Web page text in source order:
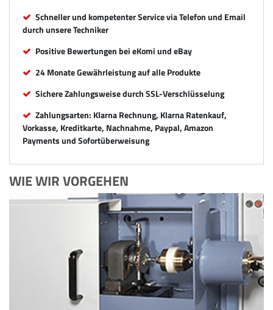
Schneller und kompetenter Service via Telefon und Email
durch unsere Techniker
Positive Bewertungen bei eKomi und eBay
24 Monate Gewährleistung auf alle Produkte
Sichere Zahlungsweise durch SSL-Verschlüsselung
Zahlungsarten: Klarna Rechnung, Klarna Ratenkauf,
Vorkasse, Kreditkarte, Nachnahme, Paypal, Amazon
Payments und Sofortüberweisung
WIE WIR VORGEHEN